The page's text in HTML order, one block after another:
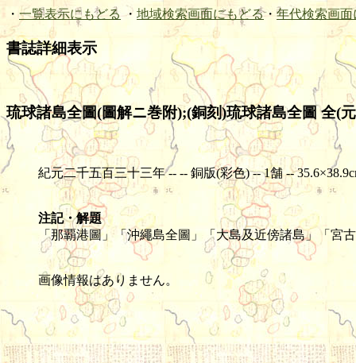
・ 一覧表示にもどる ・ 地域検索画面にもどる・ 年代検索画面
書誌詳細表示
琉球諸島全圖(圖解ニ巻附);(銅刻)琉球諸島全圖 全(
紀元二千五百三十三年 -- -- 銅版(彩色) -- 1舗 --
注記・解題
「那覇港圖」「沖繩島全圖」「大島及近傍諸島」「宮
画像情報はありません。